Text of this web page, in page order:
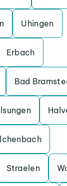
Uhingen
Erbach
Bad
Straelen